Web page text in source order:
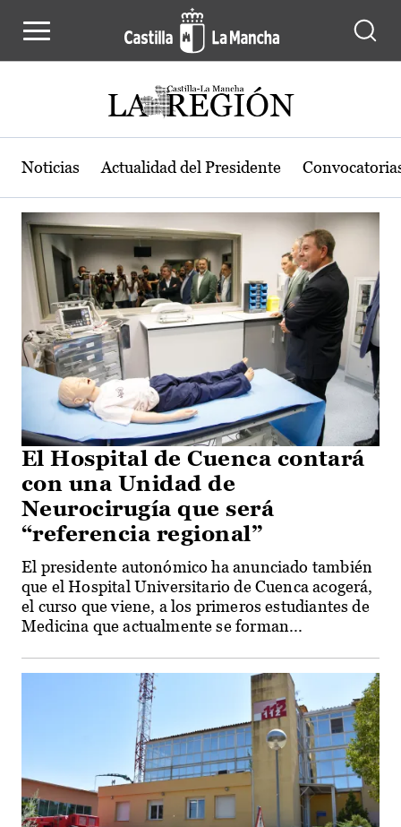
Actualidad de la región de Castilla-
Noticias Actualidad del Presidente
El Hospital de Cuenca contará
con una Unidad de
Neurocirugía que será
“referencia regional”
El presidente autonómico ha anunciado también
que el Hospital Universitario de Cuenca acogerá,
el curso que viene, a los primeros estudiantes de
Medicina que actualmente se forman...